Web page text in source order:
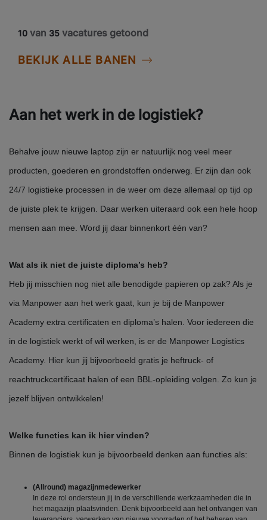
BEKIJK ALLE BANEN
10 van 35 vacatures getoond
Aan het werk in de logistiek?
Behalve jouw nieuwe laptop zijn er natuurlijk nog veel meer
producten, goederen en grondstoffen onderweg. Er zijn dan ook
24/7 logistieke processen in de weer om deze allemaal op tijd op
de juiste plek te krijgen. Daar werken uiteraard ook een hele hoop
mensen aan mee. Word jij daar binnenkort één van?
Wat als ik niet de juiste diploma’s heb?
Heb jij misschien nog niet alle benodigde papieren op zak? Als je
via Manpower aan het werk gaat, kun je bij de Manpower
Academy extra certificaten en diploma’s halen. Voor iedereen die
in de logistiek werkt of wil werken, is er de Manpower Logistics
Academy. Hier kun jij bijvoorbeeld gratis je heftruck- of
reachtruckcertificaat halen of een BBL-opleiding volgen. Zo kun je
jezelf blijven ontwikkelen!
Welke functies kan ik hier vinden?
Binnen de logistiek kun je bijvoorbeeld denken aan functies als:
(Allround) magazijnmedewerker
In deze rol ondersteun jij in de verschillende werkzaamheden die in
het magazijn plaatsvinden. Denk bijvoorbeeld aan het ontvangen van